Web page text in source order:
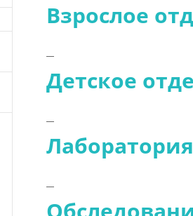
Взрослое
Детское
Лаборатория